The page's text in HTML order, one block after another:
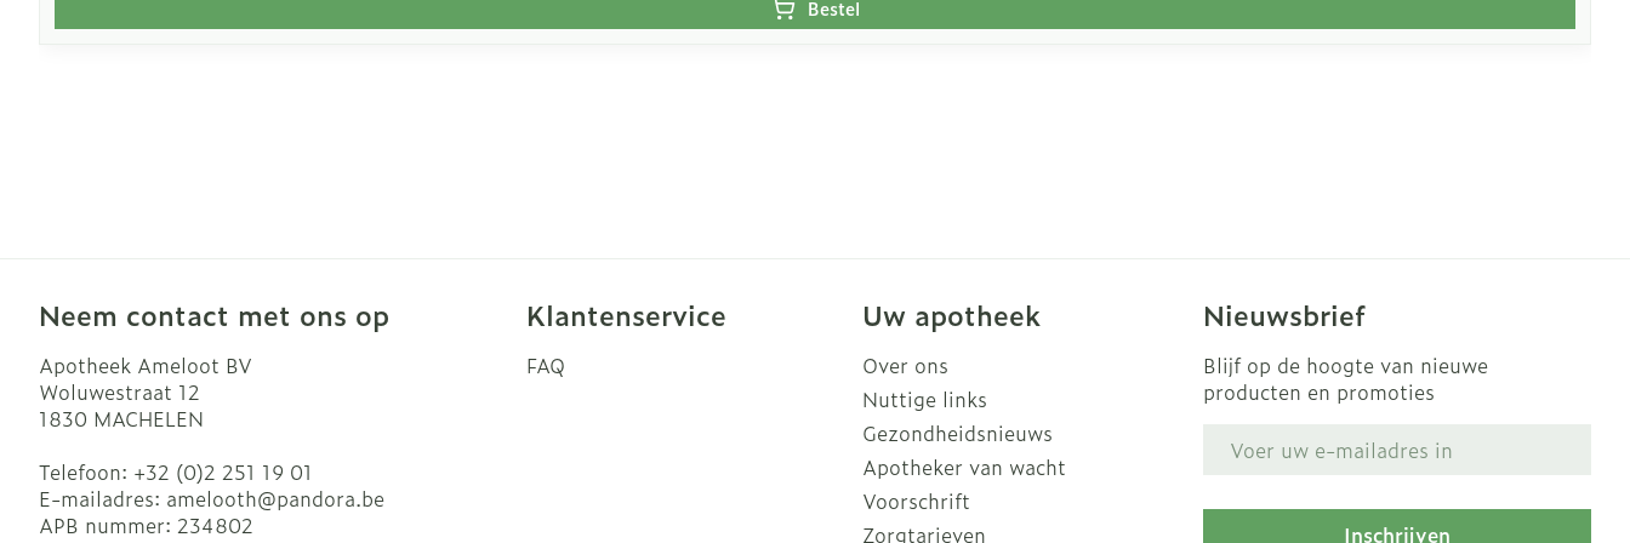
Bestel
Neem contact met ons op
Apotheek Ameloot BV
Woluwestraat 12
1830 MACHELEN
Telefoon: +32 (0)2 251 19 01
E-mailadres: amelooth@pandora.be
APB nummer: 234802
Klantenservice
FAQ
Uw apotheek
Over ons
Nuttige links
Gezondheidsnieuws
Apotheker van wacht
Voorschrift
Zorgtarieven
Nieuwsbrief
Blijf op de hoogte van nieuwe
producten en promoties
Inschrijven